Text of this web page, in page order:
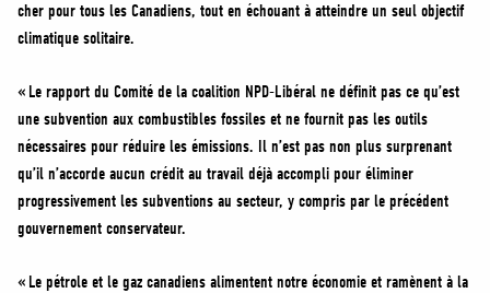
cher pour tous les Canadiens, tout en échouant à atteindre un seul objectif
climatique solitaire.
« Le rapport du Comité de la coalition NPD-Libéral ne définit pas ce qu’est
une subvention aux combustibles fossiles et ne fournit pas les outils
nécessaires pour réduire les émissions. Il n’est pas non plus surprenant
qu’il n’accorde aucun crédit au travail déjà accompli pour éliminer
progressivement les subventions au secteur, y compris par le précédent
gouvernement conservateur.
« Le pétrole et le gaz canadiens alimentent notre économie et ramènent à la